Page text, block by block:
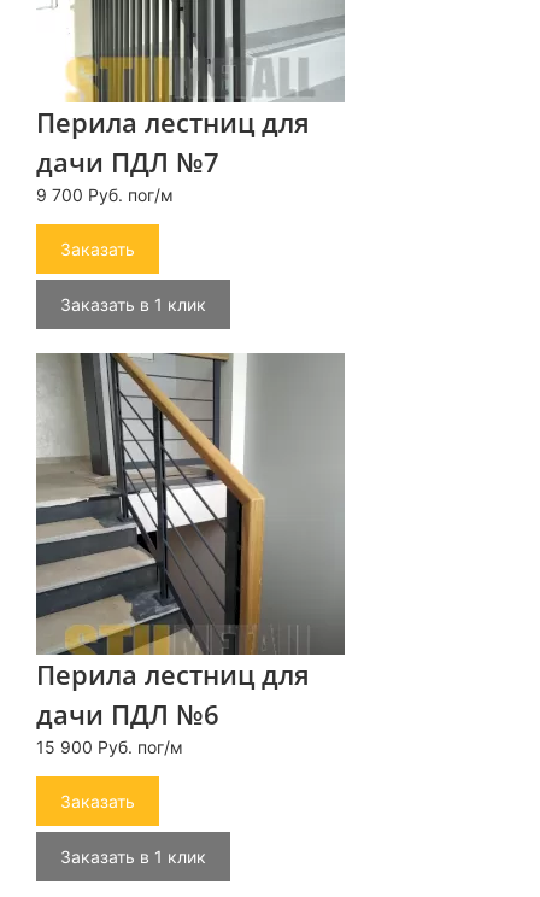
Перила лестниц для
дачи ПДЛ №7
9 700 Руб. пог/м
Заказать
Заказать в 1 клик
Перила лестниц для
дачи ПДЛ №6
15 900 Руб. пог/м
Заказать
Заказать в 1 клик